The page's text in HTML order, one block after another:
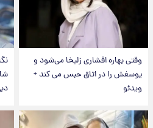
وقتی بهاره افشاری زلیخا می‌شود و
یوسفش را در اتاق حبس می کند +
ویدئو
دبی